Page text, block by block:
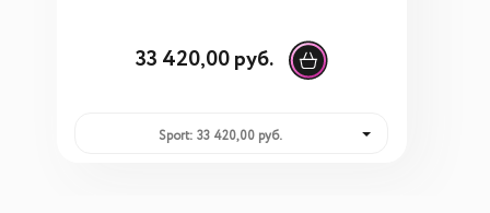
33 420,00 руб.
Sport: 33 420,00 руб.